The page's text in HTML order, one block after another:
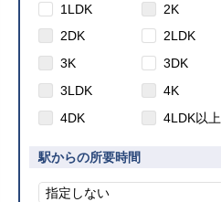
1LDK
2K
2DK
2LDK
3K
3DK
3LDK
4K
4DK
4LDK以上
駅からの所要時間
指定しない